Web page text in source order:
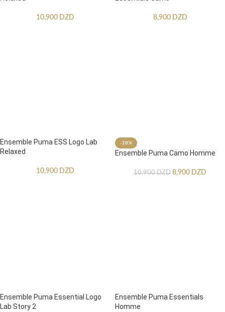
10,900 DZD 8,900 DZD
Ensemble Puma ESS Logo Lab
Relaxed
10,900 DZD
-18%
Ensemble Puma Camo Homme
10,900DZD 8,900 DZD
Ensemble Puma Essential Logo
Lab Story 2
Ensemble Puma Essentials
Homme